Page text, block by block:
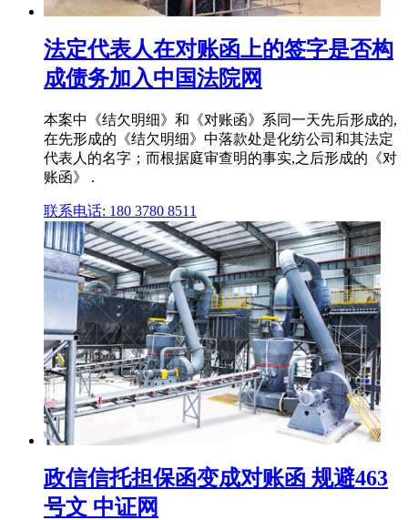
法定代表人在对账函上的签字是否构
成债务加入中国法院网
本案中《结欠明细》和《对账函》系同一天先后形成的,
在先形成的《结欠明细》中落款处是化纺公司和其法定
代表人的名字；而根据庭审查明的事实,之后形成的《对
账函》 .
联系电话: 180 3780 8511
政信信托担保函变成对账函 规避463
号文 中证网